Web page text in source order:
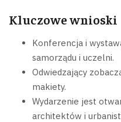
Kluczowe wnioski
Konferencja i
samorządu i uczelni.
Odwiedzający
makiety.
Wydarzenie jest
architektów i